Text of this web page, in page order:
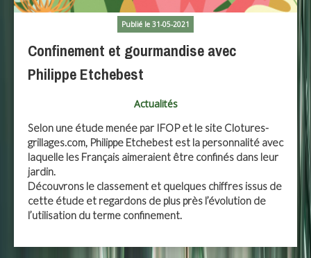
Publié le 31-05-2021
Confinement et gourmandise avec
Philippe Etchebest
Actualités
Selon une étude menée par IFOP et le site Clotures-
grillages.com, Philippe Etchebest est la personnalité avec
laquelle les Français aimeraient être confinés dans leur
jardin.
Découvrons le classement et quelques chiffres issus de
cette étude et regardons de plus près l’évolution de
l’utilisation du terme confinement.